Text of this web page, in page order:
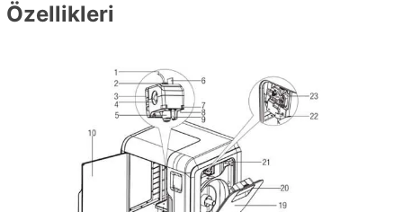
Özellikleri